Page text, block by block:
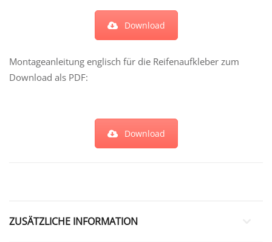
Download
Montageanleitung englisch für die Reifenaufkleber zum
Download als PDF:
Download
ZUSÄTZLICHE INFORMATION